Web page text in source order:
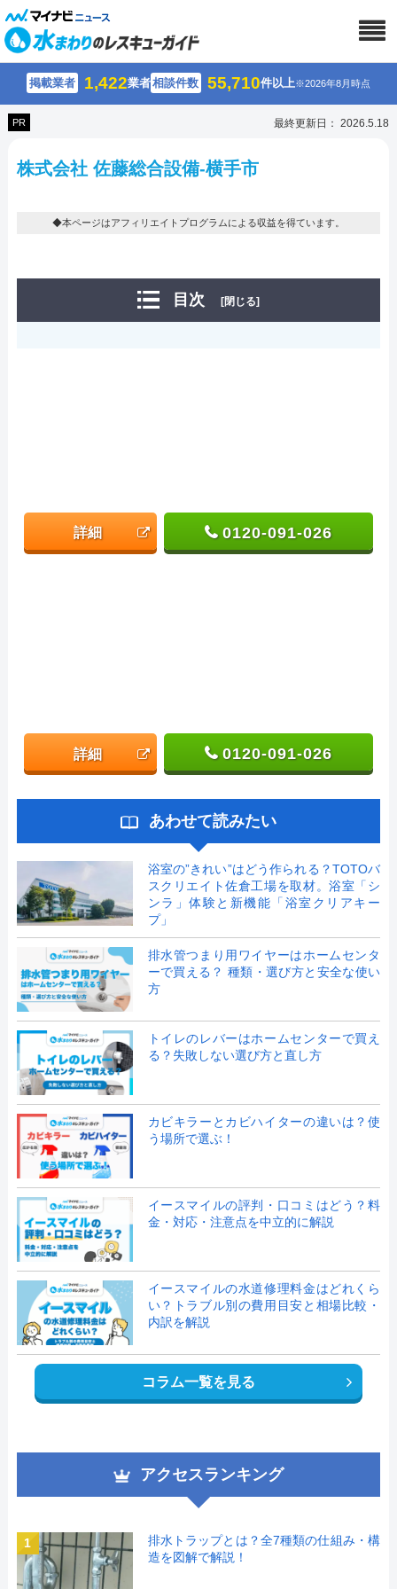
掲載業者 1,422業者相談件数 55,710件以上※2026年8月時点
PR 最終更新日： 2026.5.18
株式会社 佐藤総合設備-横手市
◆本ページはアフィリエイトプログラムによる収益を得ています。
目次 [閉じる]
詳細 0120-091-026
詳細 0120-091-026
あわせて読みたい
浴室の”きれい”はどう作られる？TOTOバ
スクリエイト佐倉工場を取材。浴室「シ
ンラ」体験と新機能「浴室クリアキー
プ」
排水管つまり用ワイヤーはホームセンタ
ーで買える？ 種類・選び方と安全な使い
方
トイレのレバーはホームセンターで買え
る？失敗しない選び方と直し方
カビキラーとカビハイターの違いは？使
う場所で選ぶ！
イースマイルの評判・口コミはどう？料
金・対応・注意点を中立的に解説
イースマイルの水道修理料金はどれくら
い？トラブル別の費用目安と相場比較・
内訳を解説
コラム一覧を見る
アクセスランキング
1
排水トラップとは？全7種類の仕組み・構
造を図解で解説！